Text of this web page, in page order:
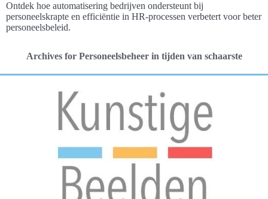
Ontdek hoe automatisering bedrijven ondersteunt bij
personeelskrapte en efficiëntie in HR-processen verbetert voor beter
personeelsbeleid.
Archives for Personeelsbeheer in tijden van schaarste